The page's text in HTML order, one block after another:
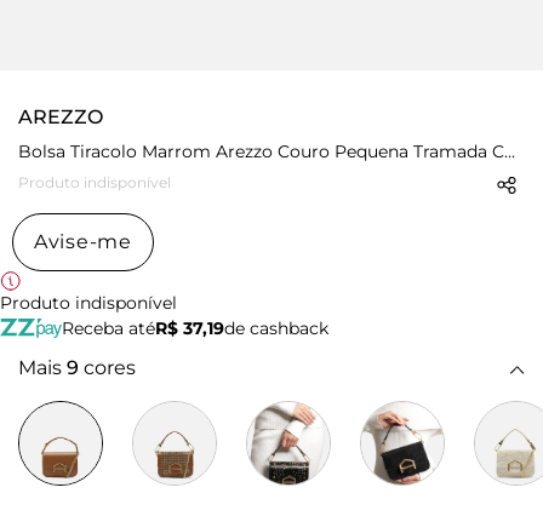
AREZZO
Bolsa Tiracolo Marrom Arezzo Couro Pequena Tramada Corrente
Produto indisponível
Avise-me
Produto indisponível
Receba atéR$ 37,19de cashback
Mais 9 cores